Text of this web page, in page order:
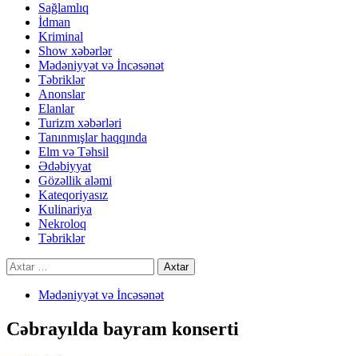
Sağlamlıq
İdman
Kriminal
Show xəbərlər
Mədəniyyət və İncəsənət
Təbriklər
Anonslar
Elanlar
Turizm xəbərləri
Tanınmışlar haqqında
Elm və Təhsil
Ədəbiyyat
Gözəllik aləmi
Kateqoriyasız
Kulinariya
Nekroloq
Təbriklər
Axtarış:
Mədəniyyət və İncəsənət
Cəbrayılda bayram konserti